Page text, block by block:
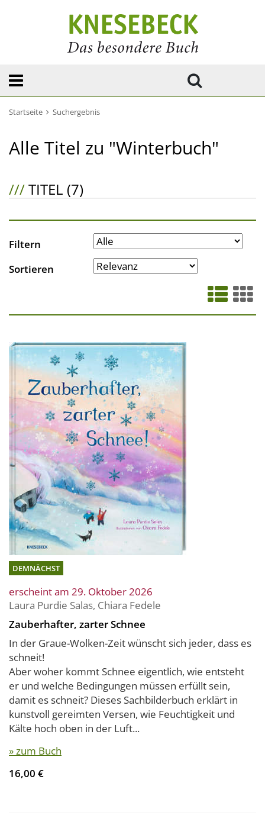
Startseite Suchergebnis
Alle Titel zu "Winterbuch"
///TITEL (7)
Filtern
Sortieren
DEMNÄCHST
erscheint am 29. Oktober 2026
Laura Purdie Salas, Chiara Fedele
Zauberhafter, zarter Schnee
In der Graue-Wolken-Zeit wünscht sich jeder, dass es
schneit!
Aber woher kommt Schnee eigentlich, wie entsteht
er und welche Bedingungen müssen erfüllt sein,
damit es schneit? Dieses Sachbilderbuch erklärt in
kunstvoll gereimten Versen, wie Feuchtigkeit und
Kälte hoch oben in der Luft...
» zum Buch
16,00 €